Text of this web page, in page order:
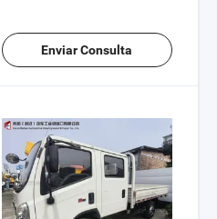
Enviar Consulta